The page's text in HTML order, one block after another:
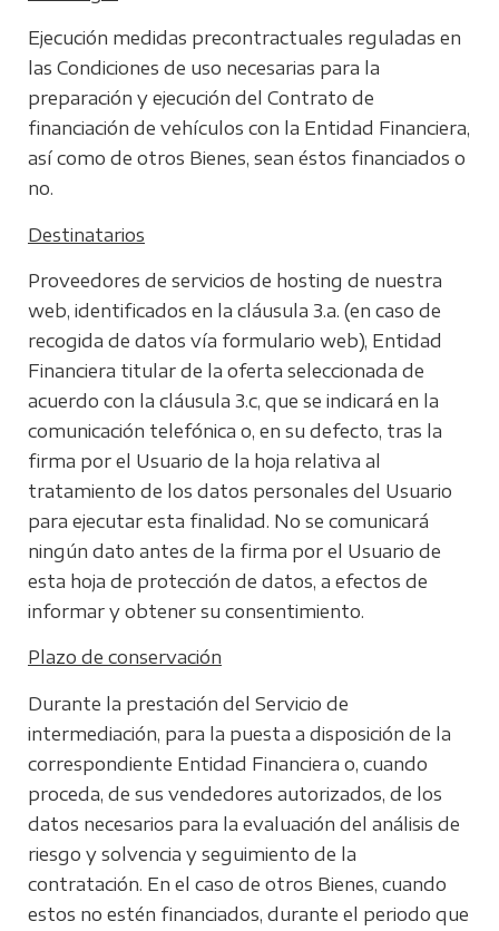
Ejecución medidas precontractuales reguladas en
las Condiciones de uso necesarias para la
preparación y ejecución del Contrato de
financiación de vehículos con la Entidad Financiera,
así como de otros Bienes, sean éstos financiados o
no.
Destinatarios
Proveedores de servicios de hosting de nuestra
web, identificados en la cláusula 3.a. (en caso de
recogida de datos vía formulario web), Entidad
Financiera titular de la oferta seleccionada de
acuerdo con la cláusula 3.c, que se indicará en la
comunicación telefónica o, en su defecto, tras la
firma por el Usuario de la hoja relativa al
tratamiento de los datos personales del Usuario
para ejecutar esta finalidad. No se comunicará
ningún dato antes de la firma por el Usuario de
esta hoja de protección de datos, a efectos de
informar y obtener su consentimiento.
Plazo de conservación
Durante la prestación del Servicio de
intermediación, para la puesta a disposición de la
correspondiente Entidad Financiera o, cuando
proceda, de sus vendedores autorizados, de los
datos necesarios para la evaluación del análisis de
riesgo y solvencia y seguimiento de la
contratación. En el caso de otros Bienes, cuando
estos no estén financiados, durante el periodo que